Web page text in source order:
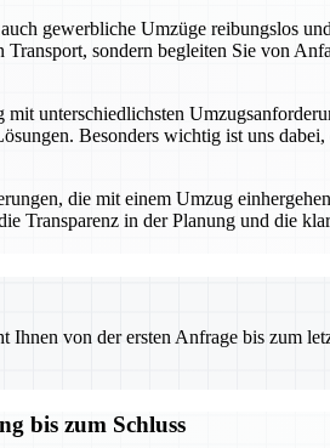
gewerbliche Umzüge reibungslos
sondern begleiten Sie von
unterschiedlichsten
Besonders wichtig ist uns
die mit einem Umzug
Transparenz in der Planung und die
von der ersten Anfrage bis zum
bis zum Schluss